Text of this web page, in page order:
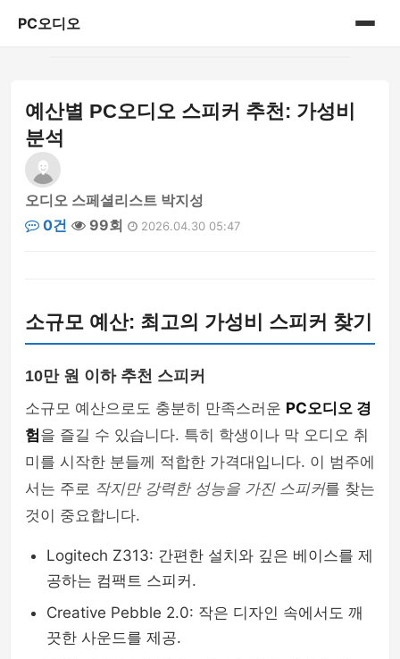
PC오디오
게시판
예산별 PC오디오 스피커 추천: 가성비
분석
오디오 스페셜리스트 박지성
0건
99회 2026.04.30 05:47
소규모 예산: 최고의 가성비 스피커 찾기
10만 원 이하 추천 스피커
소규모 예산으로도 충분히 만족스러운 PC오디오 경
험을 즐길 수 있습니다. 특히 학생이나 막 오디오 취
미를 시작한 분들께 적합한 가격대입니다. 이 범주에
서는 주로 작지만 강력한 성능을 가진 스피커를 찾는
것이 중요합니다.
Logitech Z313: 간편한 설치와 깊은 베이스를 제
공하는 컴팩트 스피커.
Creative Pebble 2.0: 작은 디자인 속에서도 깨
끗한 사운드를 제공.